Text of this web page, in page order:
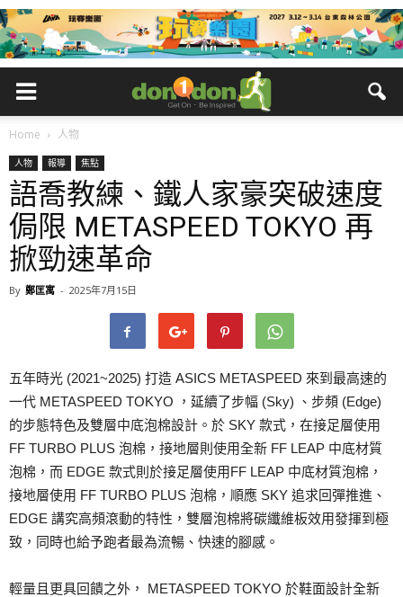
Home 人物
人物 報導 焦點
語喬教練、鐵人家豪突破速度
侷限 METASPEED TOKYO 再
掀勁速革命
By 鄭匡寓 - 2025年7月15日
五年時光 (2021~2025) 打造 ASICS METASPEED 來到最高速的
一代 METASPEED TOKYO ，延續了步幅 (Sky) 、步頻 (Edge)
的步態特色及雙層中底泡棉設計。於 SKY 款式，在接足層使用
FF TURBO PLUS 泡棉，接地層則使用全新 FF LEAP 中底材質
泡棉，而 EDGE 款式則於接足層使用FF LEAP 中底材質泡棉，
接地層使用 FF TURBO PLUS 泡棉，順應 SKY 追求回彈推進、
EDGE 講究高頻滾動的特性，雙層泡棉將碳纖維板效用發揮到極
致，同時也給予跑者最為流暢、快速的腳感。
輕量且更具回饋之外， METASPEED TOKYO 於鞋面設計全新